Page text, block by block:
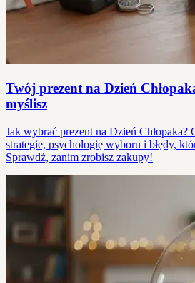
Twój prezent na Dzień
myślisz
Jak wybrać prezent na Dzień
strategie, psychologię wyboru i błędy,
Sprawdź, zanim zrobisz zakupy!